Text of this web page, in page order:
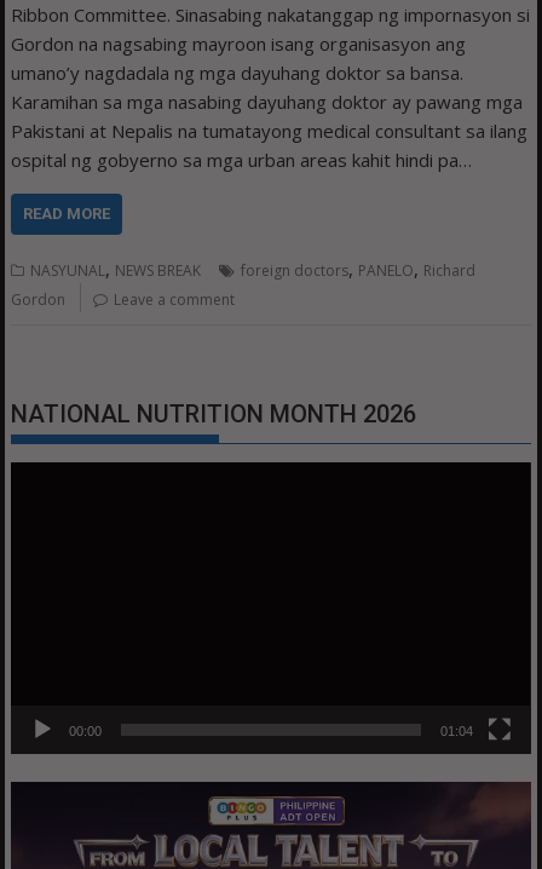
Ribbon Committee. Sinasabing nakatanggap ng impornasyon si
Gordon na nagsabing mayroon isang organisasyon ang
umano’y nagdadala ng mga dayuhang doktor sa bansa.
Karamihan sa mga nasabing dayuhang doktor ay pawang mga
Pakistani at Nepalis na tumatayong medical consultant sa ilang
ospital ng gobyerno sa mga urban areas kahit hindi pa…
READ MORE
NASYUNAL, NEWS BREAK foreign doctors, PANELO, Richard
Gordon
Leave a comment
NATIONAL NUTRITION MONTH 2026
00:00 01:04